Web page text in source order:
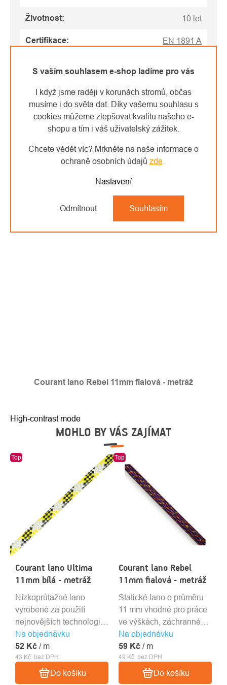
S vaším souhlasem e-shop ladíme pro vás
I když jsme raději v korunách stromů, občas
musíme i do světa dat. Díky vašemu souhlasu s
cookies můžeme zlepšovat kvalitu našeho e-
shopu a tím i váš uživatelský zážitek.
Chcete vědět víc? Mrkněte na naše informace o
ochraně osobních údajů zde.
Nastavení
Odmítnout Souhlasím
Životnost: 10 let
Certifikace: EN 1891 A
VIDEO K PRODUKTU
Courant lano Rebel 11mm fialová - metráž
High-contrast mode
MOHLO BY VÁS ZAJÍMAT
Top
Courant lano Ultima
11mm bílá - metráž
Na objednávku
43 Kč bez DPH
52 Kč / m
Do košíku
Nízkoprůtažné lano
vyrobené za použití
nejnovějších technologií.
Dlouhá životnost, velká
odolnost proti oděru.
Top
Courant lano Rebel
11mm fialová - metráž
Na objednávku
49 Kč bez DPH
59 Kč / m
Do košíku
Statické lano o průměru
11 mm vhodné pro práce
ve výškách, záchranné
akce a SRT techniku.